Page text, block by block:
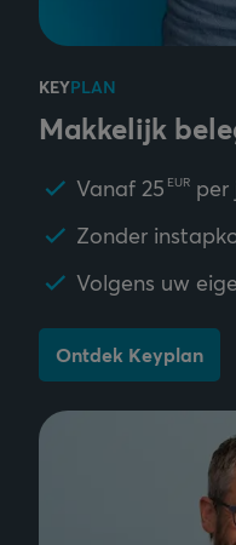
KEYPLAN
Makkelijk
Vanaf 25 EUR per
Zonder
Volgens uw
Ontdek Keyplan